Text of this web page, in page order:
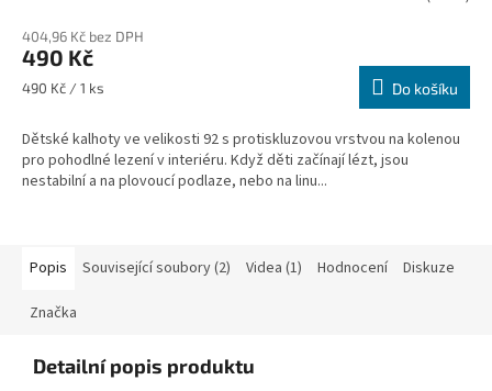
404,96 Kč bez DPH
490 Kč
Měrná
490 Kč / 1 ks Do košíku
Dětské kalhoty ve velikosti 92 s protiskluzovou vrstvou na kolenou
pro pohodlné lezení v interiéru. Když děti začínají lézt, jsou
nestabilní a na plovoucí podlaze, nebo na linu...
Popis Související soubory (2) Videa (1) Hodnocení Diskuze
Značka
Detailní popis produktu